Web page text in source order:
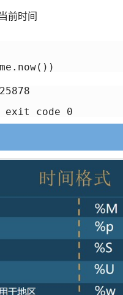
前时间